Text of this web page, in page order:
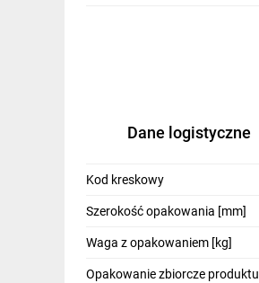
Dane logistyczne
Kod kreskowy
Szerokość opakowania [mm]
Waga z opakowaniem [kg]
Opakowanie zbiorcze produktu